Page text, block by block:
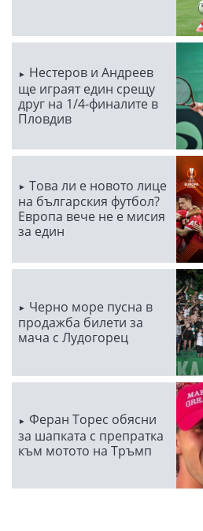
Нестеров и Андреев
ще играят един срещу
друг на 1/4-финалите в
Пловдив
Това ли е новото лице
на българския футбол?
Европа вече не е мисия
за един
Черно море пусна в
продажба билети за
мача с Лудогорец
Феран Торес обясни
за шапката с препратка
към мотото на Тръмп